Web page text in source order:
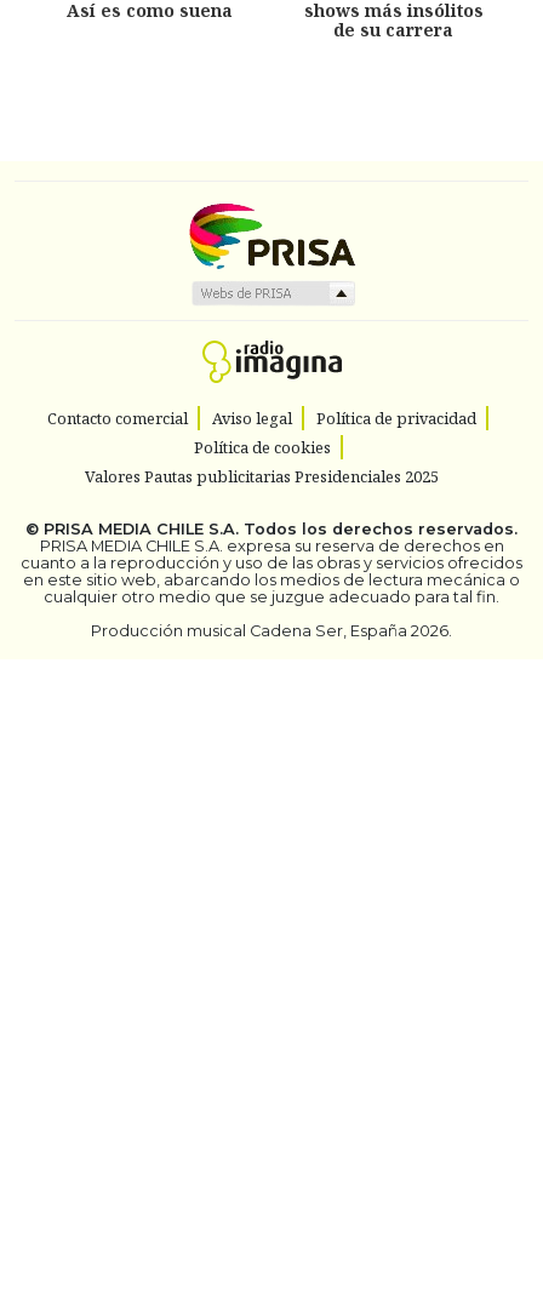
Así es como suena
shows más insólitos
de su carrera
Contacto comercial Aviso legal
Política de privacidad
Política de cookies
Valores Pautas publicitarias Presidenciales 2025
© PRISA MEDIA CHILE S.A. Todos los derechos reservados.
PRISA MEDIA CHILE S.A. expresa su reserva de derechos en
cuanto a la reproducción y uso de las obras y servicios ofrecidos
en este sitio web, abarcando los medios de lectura mecánica o
cualquier otro medio que se juzgue adecuado para tal fin.
Producción musical Cadena Ser, España 2026.